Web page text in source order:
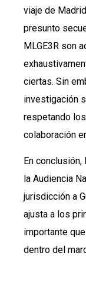
viaje de
presunto
MLGE3R son
ciertas. Sin
investigación
respetando
colaboración
En
la Audiencia
jurisdicción a
ajusta a los
importante
dentro del